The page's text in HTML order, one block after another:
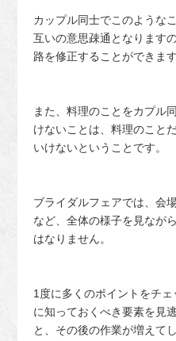
カップル同士でこのような
互いの意思疎通となります
路を修正することができます
また、料理のことをカプル
けないことは、料理のこと
いけないということです。
ブライダルフェアでは、会
など、全体の様子を見なが
はなりません。
1度に多くのポイントをチ
に知っておくべき要素を見
と、その後の作業が増えて